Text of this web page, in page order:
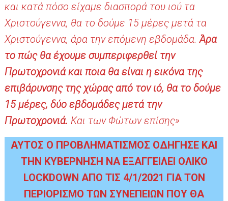
και κατά πόσο είχαμε διασπορά του ιού τα
Χριστούγεννα, θα το δούμε 15 μέρες μετά τα
Χριστούγεννα, άρα την επόμενη εβδομάδα.Άρα
το πώς θα έχουμε συμπεριφερθεί την
Πρωτοχρονιά και ποια θα είναι η εικόνα της
επιβάρυνσης της χώρας από τον ιό, θα το δούμε
15 μέρες, δύο εβδομάδες μετά την
Πρωτοχρονιά. Και των Φώτων επίσης»
ΑΥΤΟΣ Ο ΠΡΟΒΛΗΜΑΤΙΣΜΟΣ ΟΔΗΓΗΣΕ ΚΑΙ
ΤΗΝ ΚΥΒΕΡΝΗΣΗ ΝΑ ΕΞΑΓΓΕΙΛΕΙ ΟΛΙΚΟ
LOCKDOWN ΑΠΟ ΤΙΣ 4/1/2021 ΓΙΑ ΤΟΝ
ΠΕΡΙΟΡΙΣΜΟ ΤΩΝ ΣΥΝΕΠΕΙΩΝ ΠΟΥ ΘΑ